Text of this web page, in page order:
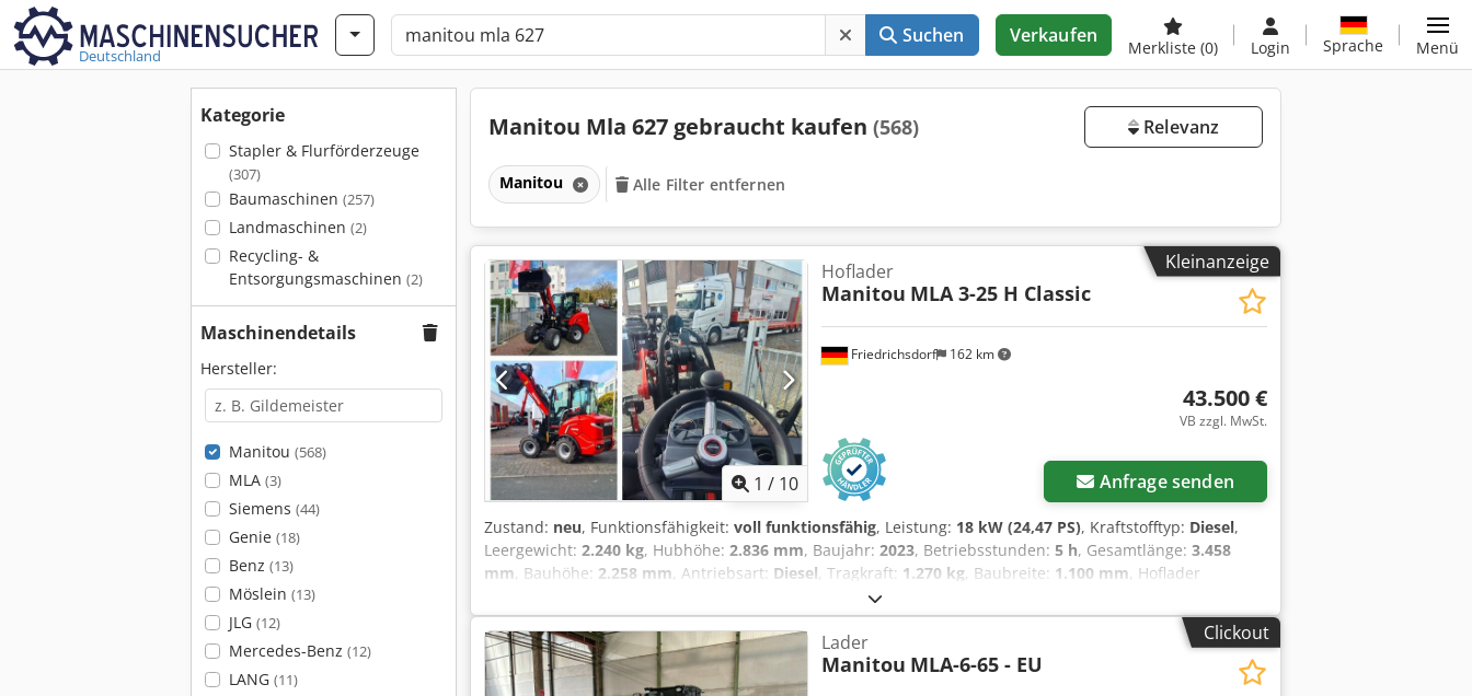
Deutschland
Suchen Verkaufen
Merkliste (0) Login Sprache Menü
Kategorie
Stapler & Flurförderzeuge
(307)
Baumaschinen (257)
Landmaschinen (2)
Recycling- &
Entsorgungsmaschinen (2)
Maschinendetails
Hersteller:
Manitou (568)
MLA (3)
Siemens (44)
Genie (18)
Benz (13)
Möslein (13)
JLG (12)
Mercedes-Benz (12)
LANG (11)
Manitou Mla 627 gebraucht kaufen (568) Relevanz
Manitou Alle Filter entfernen
Kleinanzeige
1 / 10
Friedrichsdorf 162 km
Hoflader
Manitou MLA 3-25 H Classic
43.500 €
VB zzgl. MwSt.
Anfrage senden
Zustand: neu, Funktionsfähigkeit: voll funktionsfähig, Leistung: 18 kW (24,47 PS), Kraftstofftyp: Diesel,
Leergewicht: 2.240 kg, Hubhöhe: 2.836 mm, Baujahr: 2023, Betriebsstunden: 5 h, Gesamtlänge: 3.458
mm, Bauhöhe: 2.258 mm, Antriebsart: Diesel, Tragkraft: 1.270 kg, Baubreite: 1.100 mm, Hoflader
Getriebe: Hydrostat Geschw. Klasse: 20 Zustand: Neugerät Dcedpfx Aswzdprjbuok Zustand Technisch:
Neu Bereifung vorne Typ: Luft Bereifung vorne Grösse: Bereifung SL-Profil 31x15.5-15 Bereifung vorne
Zustand: 80 - 100% Bereifung hinten Typ: Luft Bereifung hinten Grösse: Bereifung SL-Profil 31x15.5-15
Bereifung hinten Zustand: 80 - 100% 3. Ventil, Heizung, STVZO, Vollkabine, Außenspiegel, Joystick,
Clickout
Lader
Manitou MLA-6-65 - EU